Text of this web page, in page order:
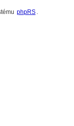
phpRS